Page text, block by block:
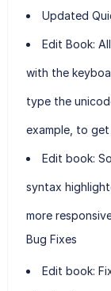
Updated
Edit Book:
with the
type the
example, to
Edit book:
syntax
more
Bug Fixes
Edit book: